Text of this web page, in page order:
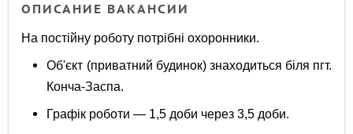
ОПИСАНИЕ ВАКАНСИИ
На постійну роботу потрібні охоронники.
Об'єкт (приватний будинок) знаходиться біля пгт.
Конча-Заспа.
Графік роботи — 1,5 доби через 3,5 доби.